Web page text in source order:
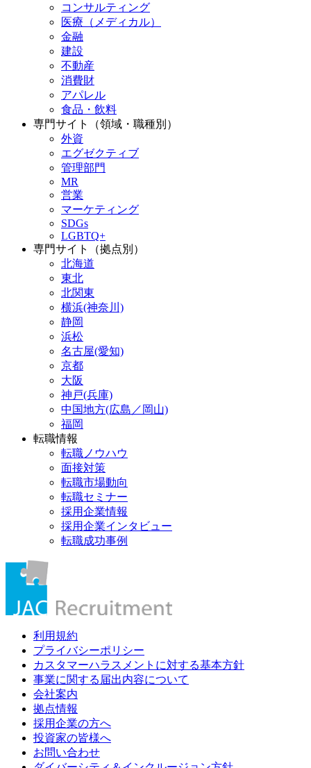
コンサルティング
医療（メディカル）
金融
建設
不動産
消費財
アパレル
食品・飲料
専門サイト（領域・職種別）
外資
エグゼクティブ
管理部門
MR
営業
マーケティング
SDGs
LGBTQ+
専門サイト（拠点別）
北海道
東北
北関東
横浜(神奈川)
静岡
浜松
名古屋(愛知)
京都
大阪
神戸(兵庫)
中国地方(広島／岡山)
福岡
転職情報
転職ノウハウ
面接対策
転職市場動向
転職セミナー
採用企業情報
採用企業インタビュー
転職成功事例
利用規約
プライバシーポリシー
カスタマーハラスメントに対する基本方針
事業に関する届出内容について
会社案内
拠点情報
採用企業の方へ
投資家の皆様へ
お問い合わせ